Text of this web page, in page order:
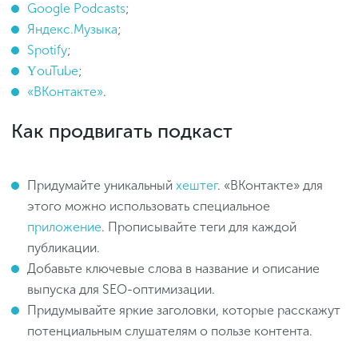
Google Podcasts;
Яндекс.Музыка;
Spotify;
ΥouTube;
«ВКонтакте».
Как продвигать подкаст
Придумайте уникальный хештег. «ВКонтакте» для
этого можно использовать специальное
приложение. Прописывайте теги для каждой
публикации.
Добавьте ключевые слова в название и описание
выпуска для SEO-оптимизации.
Придумывайте яркие заголовки, которые расскажут
потенциальным слушателям о пользе контента.